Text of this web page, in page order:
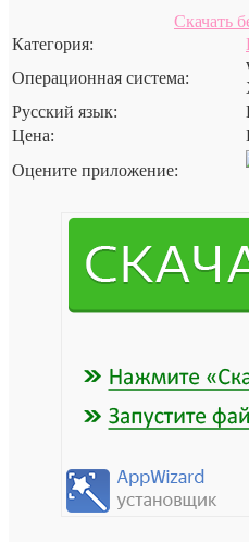
Скачать
Категория:
Операционная система:
Русский язык:
Цена:
Оцените приложение: